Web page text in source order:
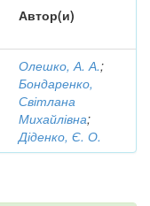
Автор(и)
Олешко, А. А.;
Бондаренко,
Світлана
Михайлівна;
Діденко, Є. О.